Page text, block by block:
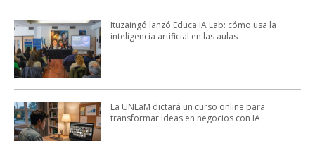
Ituzaingó lanzó Educa IA Lab: cómo usa la
inteligencia artificial en las aulas
La UNLaM dictará un curso online para
transformar ideas en negocios con IA